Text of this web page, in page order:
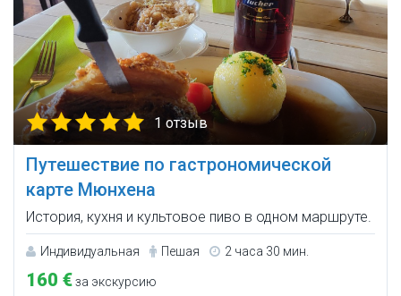
1 отзыв
Путешествие по гастрономической
карте Мюнхена
История, кухня и культовое пиво в одном маршруте.
Индивидуальная Пешая 2 часа 30 мин.
160 €за экскурсию